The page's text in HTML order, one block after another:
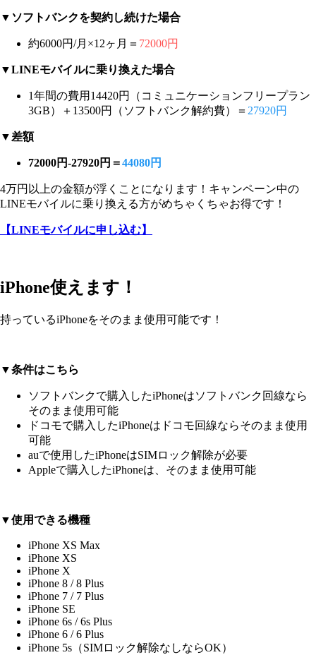
▼ソフトバンクを契約し続けた場合
約6000円/月×12ヶ月＝ 72000円
▼LINEモバイルに乗り換えた場合
1年間の費用14420円（コミュニケーションフリープラン
3GB）＋13500円（ソフトバンク解約費）＝ 27920円
▼差額
72000円-27920円＝44080円
4万円以上の金額が浮くことになります！キャンペーン中の
LINEモバイルに乗り換える方がめちゃくちゃお得です！
【LINEモバイルに申し込む】
iPhone使えます！
持っているiPhoneをそのまま使用可能です！
▼条件はこちら
ソフトバンクで購入したiPhoneはソフトバンク回線なら
そのまま使用可能
ドコモで購入したiPhoneはドコモ回線ならそのまま使用
可能
auで使用したiPhoneはSIMロック解除が必要
Appleで購入したiPhoneは、そのまま使用可能
▼使用できる機種
iPhone XS Max
iPhone XS
iPhone X
iPhone 8 / 8 Plus
iPhone 7 / 7 Plus
iPhone SE
iPhone 6s / 6s Plus
iPhone 6 / 6 Plus
iPhone 5s（SIMロック解除なしならOK）